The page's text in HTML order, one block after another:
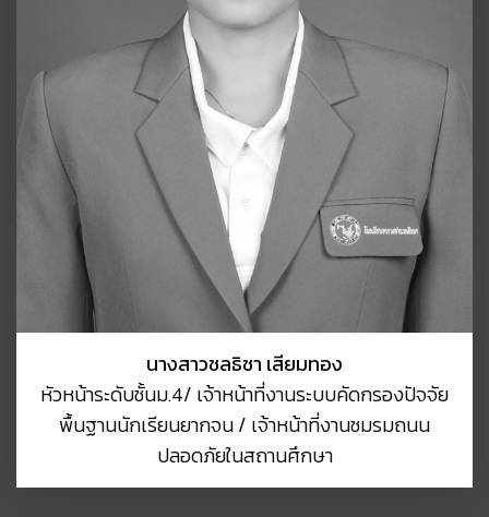
นางสาวชลธิชา เสียมทอง
หัวหน้าระดับชั้นม.4/ เจ้าหน้าที่งานระบบคัดกรองปัจจัย
พื้นฐานนักเรียนยากจน / เจ้าหน้าที่งานชมรมถนน
ปลอดภัยในสถานศึกษา